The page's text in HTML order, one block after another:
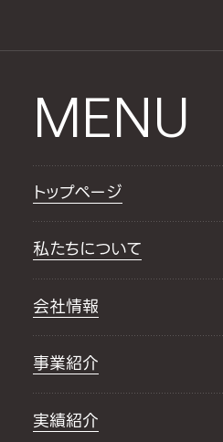
MENU
トップページ
私たちについて
会社情報
事業紹介
実績紹介